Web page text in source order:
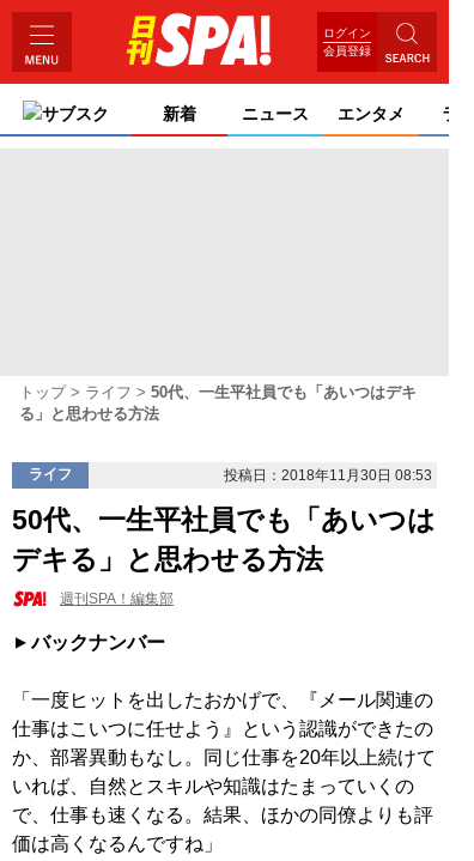
ログイン
会員登録
サブスク 新着 ニュース エンタメ ライ
トップ ライフ
50代、一生平社員でも「あいつはデキ
る」と思わせる方法
ライフ 投稿日：2018年11月30日 08:53
50代、一生平社員でも「あいつは
デキる」と思わせる方法
週刊SPA！編集部
バックナンバー
「一度ヒットを出したおかげで、『メール関連の
仕事はこいつに任せよう』という認識ができたの
か、部署異動もなし。同じ仕事を20年以上続けて
いれば、自然とスキルや知識はたまっていくの
で、仕事も速くなる。結果、ほかの同僚よりも評
価は高くなるんですね」